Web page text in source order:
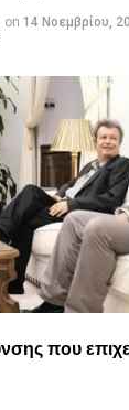
on 14 Νοεμβρίου,
που